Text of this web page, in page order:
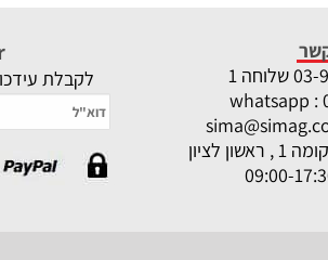
031
whatsapp :
לקבלת